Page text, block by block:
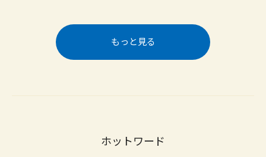
もっと見る
ホットワード